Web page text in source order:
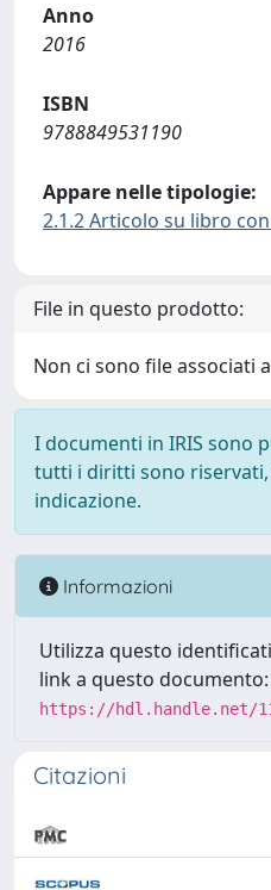
Anno
2016
ISBN
9788849531190
Appare nelle tipologie:
2.1.2 Articolo su libro con
File in questo prodotto:
Non ci sono file associati
I documenti in IRIS sono
tutti i diritti sono riservati,
indicazione.
Informazioni
Utilizza questo
link a questo documento:
https://hdl.handle.net/
Citazioni